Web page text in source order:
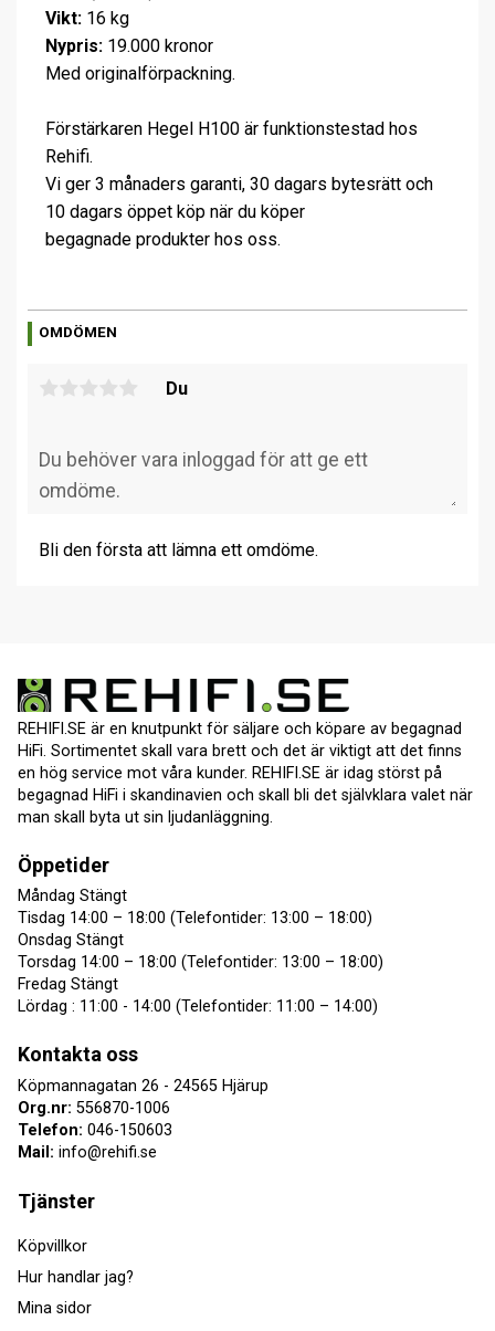
Vikt: 16 kg
Nypris: 19.000 kronor
Med originalförpackning.
Förstärkaren Hegel H100 är funktionstestad hos
Rehifi.
Vi ger 3 månaders garanti, 30 dagars bytesrätt och
10 dagars öppet köp när du köper
begagnade produkter hos oss.
OMDÖMEN
Du
Bli den första att lämna ett omdöme.
REHIFI.SE är en knutpunkt för säljare och köpare av begagnad
HiFi. Sortimentet skall vara brett och det är viktigt att det finns
en hög service mot våra kunder. REHIFI.SE är idag störst på
begagnad HiFi i skandinavien och skall bli det självklara valet när
man skall byta ut sin ljudanläggning.
Öppetider
Måndag Stängt
Tisdag 14:00 – 18:00 (Telefontider: 13:00 – 18:00)
Onsdag Stängt
Torsdag 14:00 – 18:00 (Telefontider: 13:00 – 18:00)
Fredag Stängt
Lördag : 11:00 - 14:00 (Telefontider: 11:00 – 14:00)
Kontakta oss
Köpmannagatan 26 - 24565 Hjärup
Org.nr: 556870-1006
Telefon: 046-150603
Mail: info@rehifi.se
Tjänster
Köpvillkor
Hur handlar jag?
Mina sidor